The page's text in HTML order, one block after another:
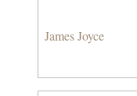
James Joyce